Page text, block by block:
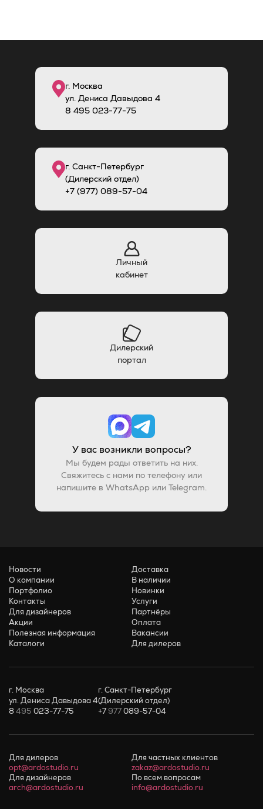
г. Москва
ул. Дениса Давыдова 4
8 495 023-77-75
г. Санкт-Петербург
(Дилерский отдел)
+7 (977) 089-57-04
Личный
кабинет
Дилерский
портал
У вас возникли вопросы?
Мы будем рады ответить на них.
Свяжитесь с нами по телефону или
напишите в WhatsApp или Telegram.
Новости
О компании
Портфолио
Контакты
Для дизайнеров
Акции
Полезная информация
Каталоги
Доставка
В наличии
Новинки
Услуги
Партнёры
Оплата
Вакансии
Для дилеров
г. Москва
ул. Дениса Давыдова 4
8495 023-77-75
г. Санкт-Петербург
(Дилерский отдел)
+7977089-57-04
Для дилеров
opt@ardostudio.ru
Для частных клиентов
zakaz@ardostudio.ru
Для дизайнеров
arch@ardostudio.ru
По всем вопросам
info@ardostudio.ru